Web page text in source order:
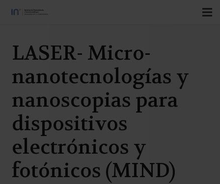
LASER- Micro-
nanotecnologías y
nanoscopias para
dispositivos
electrónicos y
fotónicos (MIND)